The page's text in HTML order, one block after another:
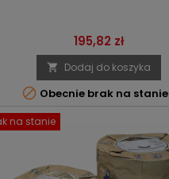
Cena
195,82 zł
 Dodaj do koszyka
 Obecnie brak na stanie
na stanie